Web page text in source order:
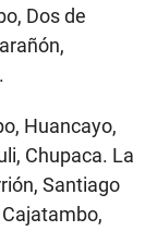
Dos de
Huancayo,
Chupaca. La
Santiago